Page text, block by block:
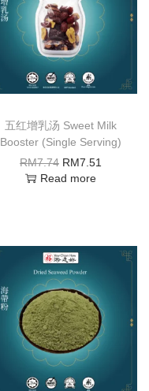
五红增乳汤 Sweet Milk
Booster (Single Serving)
RM7.74 RM7.51
Read more